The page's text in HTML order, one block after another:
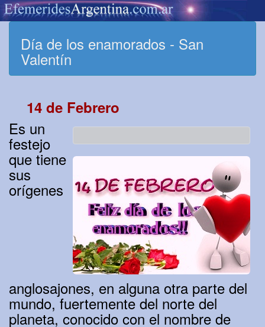
Día de los enamorados - San
Valentín
14 de Febrero
Es un
festejo
que tiene
sus
orígenes
anglosajones, en alguna otra parte del
mundo, fuertemente del norte del
planeta, conocido con el nombre de